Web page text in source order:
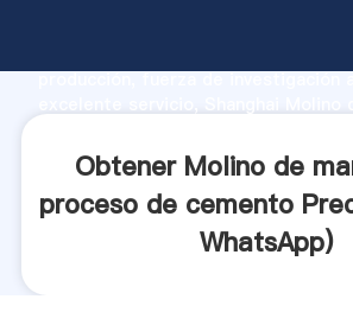
producción, fuerza de investigación
valores a todos los clientes.
Obtener Molino de
proceso de cemento
WhatsApp)